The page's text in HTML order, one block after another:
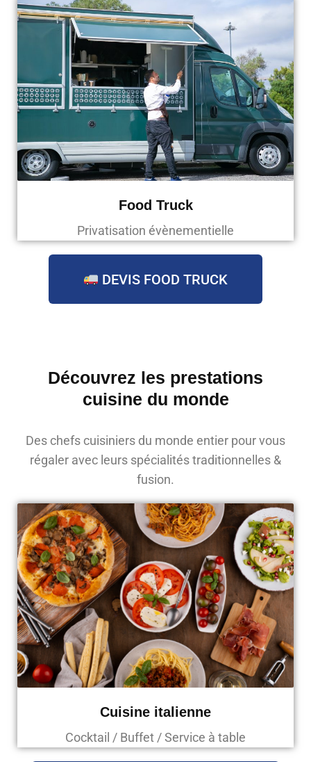
Food Truck
Privatisation évènementielle
DEVIS FOOD TRUCK
Découvrez les prestations
cuisine du monde
Des chefs cuisiniers du monde entier pour vous
régaler avec leurs spécialités traditionnelles &
fusion.
Cuisine italienne
Cocktail / Buffet / Service à table